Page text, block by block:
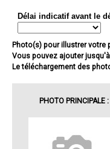
Délai indicatif avant le
Photo(s) pour illustrer votre
Vous pouvez ajouter
Le téléchargement des
PHOTO PRINCIPALE :